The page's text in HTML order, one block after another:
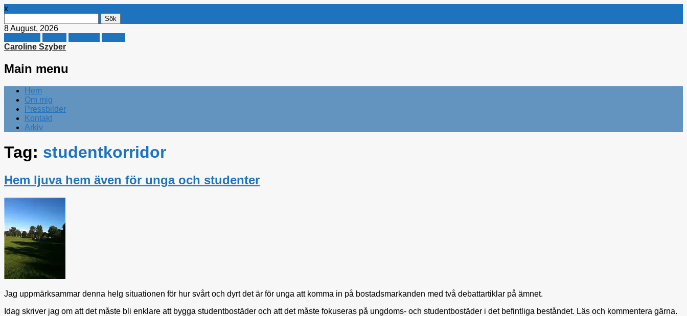
x
efter:
8 August, 2026
Caroline Szyber
Main menu
Skip
content
Hem
Om mig
Pressbilder
Kontakt
Arkiv
Tag: studentkorridor
Hem ljuva hem även för unga och studenter
Jag uppmärksammar denna helg situationen för hur svårt och dyrt det är för unga att komma in på bostadsmarkanden med två debattartiklar på ämnet.
Idag skriver jag om att det måste bli enklare att bygga studentbostäder och att det måste fokuseras på ungdoms- och studentbostäder i det befintliga beståndet. Läs och kommentera gärna.